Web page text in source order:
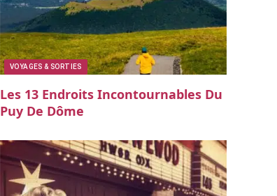
VOYAGES & SORTIES
Les 13 Endroits Incontournables Du
Puy De Dôme